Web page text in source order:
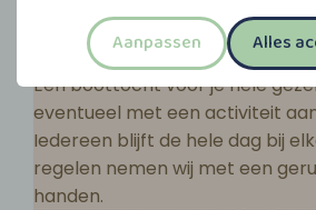
Aanpassen Alles
Groepsuitjes
Een boottocht voor je hele
eventueel met een activiteit
Iedereen blijft de hele dag bij
regelen nemen wij met een
handen.